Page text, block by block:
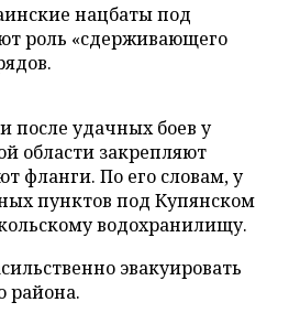
нацбаты под
роль «сдерживающего
после удачных боев у
области закрепляют
фланги. По его словам, у
пунктов под Купянском
водохранилищу.
эвакуировать
района.